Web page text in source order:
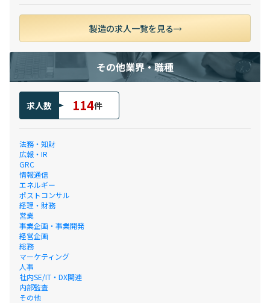
製造の求人一覧を見る
その他業界・職種
求人数 114件
法務・知財
広報・IR
GRC
情報通信
エネルギー
ポストコンサル
経理・財務
営業
事業企画・事業開発
経営企画
総務
マーケティング
人事
社内SE/IT・DX関連
内部監査
その他